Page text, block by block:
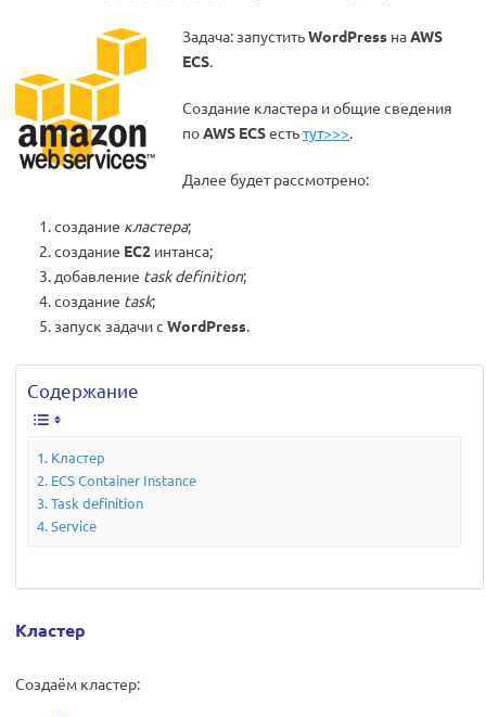
Задача: запуститьWordPress наAWS
ECS.
Создание кластера и общие сведения
поAWS ECSестьтут>>>.
Далее будет рассмотрено:
создание кластера;
создание EC2 интанса;
добавление task definition;
создание task;
запуск задачи с WordPress.
Содержание
Кластер
ECS Container Instance
Task definition
Service
Кластер
Создаём кластер: